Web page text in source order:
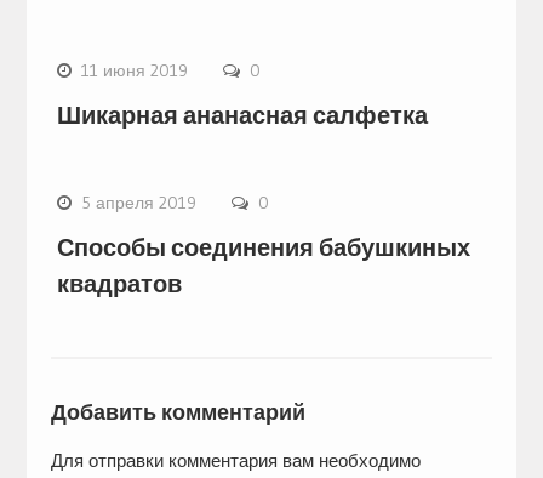
11 июня 2019 0
Шикарная ананасная салфетка
5 апреля 2019 0
Способы соединения бабушкиных
квадратов
Добавить комментарий
Для отправки комментария вам необходимо